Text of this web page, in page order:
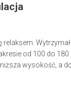
relaksem.
od 100 do
wysokość, a